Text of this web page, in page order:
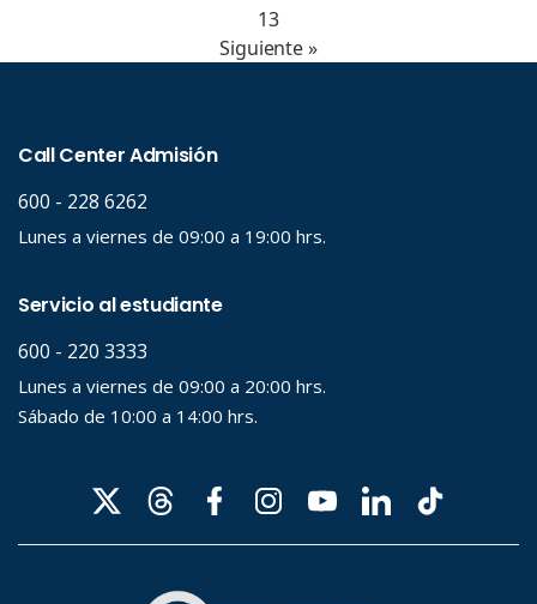
13
Siguiente »